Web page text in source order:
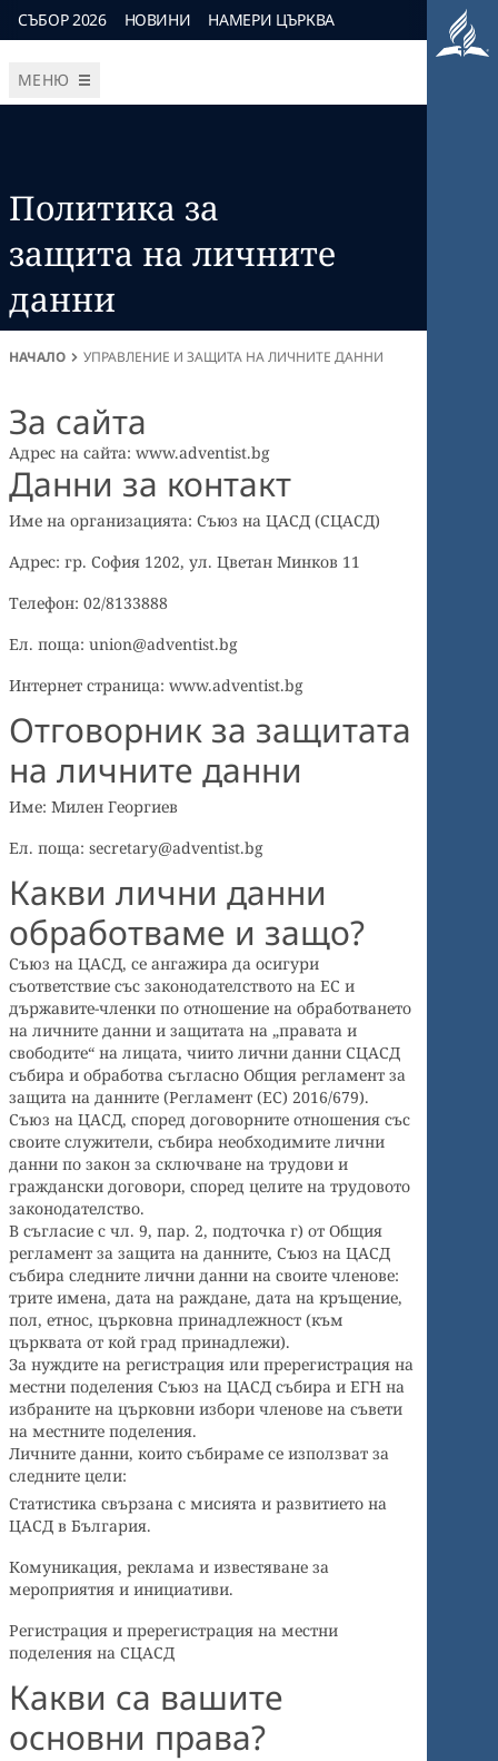
СЪБОР 2026 НОВИНИ НАМЕРИ ЦЪРКВА
МЕНЮ
Политика за
защита на личните
данни
НАЧАЛО УПРАВЛЕНИЕ И ЗАЩИТА НА ЛИЧНИТЕ ДАННИ
За сайта
Адрес на сайта: www.adventist.bg
Данни за контакт
Име на организацията: Съюз на ЦАСД (СЦАСД)
Адрес: гр. София 1202, ул. Цветан Минков 11
Телефон: 02/8133888
Ел. поща: union@adventist.bg
Интернет страница: www.adventist.bg
Отговорник за защитата
на личните данни
Име: Милен Георгиев
Ел. поща: secretary@adventist.bg
Какви лични данни
обработваме и защо?
Съюз на ЦАСД, се ангажира да осигури
съответствие със законодателството на ЕС и
държавите-членки по отношение на обработването
на личните данни и защитата на „правата и
свободите“ на лицата, чиито лични данни СЦАСД
събира и обработва съгласно Общия регламент за
защита на данните (Регламент (ЕС) 2016/679).
Съюз на ЦАСД, според договорните отношения със
своите служители, събира необходимите лични
данни по закон за сключване на трудови и
граждански договори, според целите на трудовото
законодателство.
В съгласие с чл. 9, пар. 2, подточка г) от Общия
регламент за защита на данните, Съюз на ЦАСД
събира следните лични данни на своите членове:
трите имена, дата на раждане, дата на кръщение,
пол, етнос, църковна принадлежност (към
църквата от кой град принадлежи).
За нуждите на регистрация или пререгистрация на
местни поделения Съюз на ЦАСД събира и ЕГН на
избраните на църковни избори членове на съвети
на местните поделения.
Личните данни, които събираме се използват за
следните цели:
Статистика свързана с мисията и развитието на
ЦАСД в България.
Комуникация, реклама и известяване за
мероприятия и инициативи.
Регистрация и пререгистрация на местни
поделения на СЦАСД
Какви са вашите
основни права?